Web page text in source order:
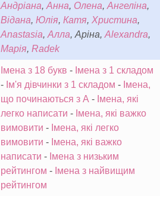
Андріана, Анна, Олена, Ангеліна,
Відана, Юлія, Катя, Христина,
Anastasia, Алла, Аріна, Alexandra,
Марія, Radek
Імена з 18 букв - Імена з 1 складом
- Ім'я дівчинки з 1 складом - Імена,
що починаються з А - Імена, які
легко написати - Імена, які важко
вимовити - Імена, які легко
вимовити - Імена, які важко
написати - Імена з низьким
рейтингом - Імена з найвищим
рейтингом